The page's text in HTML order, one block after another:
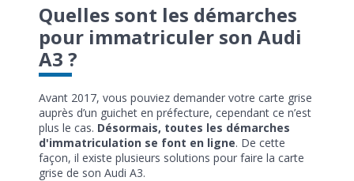
Quelles sont les démarches
pour immatriculer son Audi
A3 ?
Avant 2017, vous pouviez demander votre carte grise
auprès d’un guichet en préfecture, cependant ce n’est
plus le cas. Désormais, toutes les démarches
d'immatriculation se font en ligne. De cette
façon, il existe plusieurs solutions pour faire la carte
grise de son Audi A3.